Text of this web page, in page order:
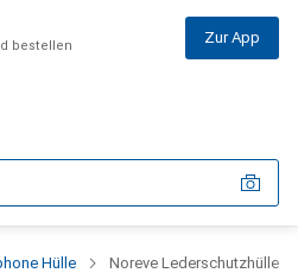
bestellen Zur App
Hülle Noreve Lederschutzhülle